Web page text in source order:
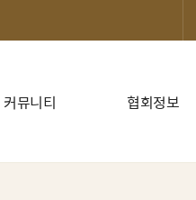
커뮤니티 협회정보